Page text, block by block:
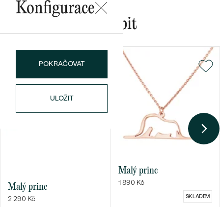
Bestsellery
OBJEVIT
Konfigurace
POKRAČOVAT
ULOŽIT
Mohlo by se vám líbit
Malý princ
2 290 Kč
Malý princ
1 890 Kč
SKLADEM